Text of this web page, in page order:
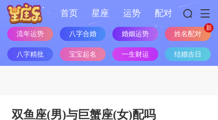
首页 星座 运势 配对
流年运势 八字合婚 婚姻运势 姓名配对
八字精批 宝宝起名 一生财运 结婚吉日
双鱼座(男)与巨蟹座(女)配吗